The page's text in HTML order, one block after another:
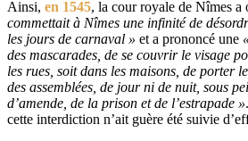
Ainsi, en 1545, la cour royale de Nîmes a
commettait à Nîmes une infinité de
les jours de carnaval » et a prononcé une
des mascarades, de se couvrir le visage
les rues, soit dans les maisons, de porter
des assemblées, de jour ni de nuit, sous
d’amende, de la prison et de l’estrapade »
cette interdiction n’ait guère été suivie